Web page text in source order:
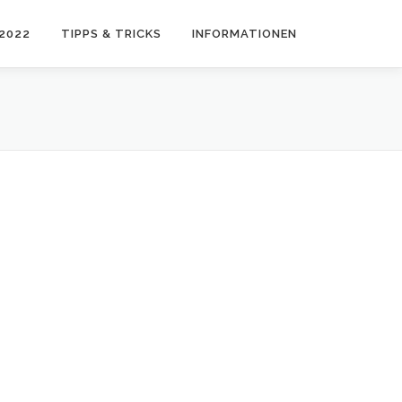
TIPPS & TRICKS INFORMATIONEN